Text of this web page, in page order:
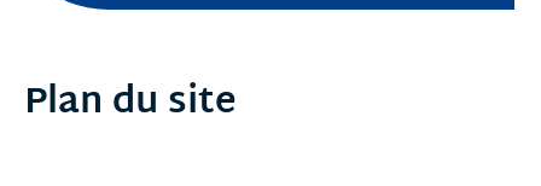
Plan du site